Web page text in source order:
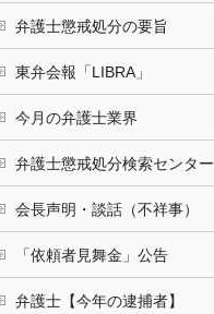
弁護士懲戒処分の要旨
東弁会報「LIBRA」
今月の弁護士業界
弁護士懲戒処分検索センター
会長声明・談話（不祥事）
「依頼者見舞金」公告
弁護士【今年の逮捕者】